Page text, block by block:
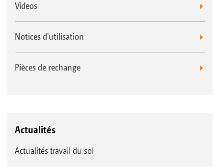
Videos
Notices d'utilisation
Pièces de rechange
Actualités
Actualités travail du sol